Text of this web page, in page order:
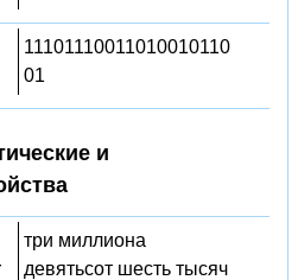
11101110011010010110
01
и
три миллиона
девятьсот шесть тысяч